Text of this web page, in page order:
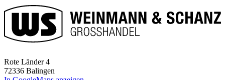
Rote Länder 4
72336 Balingen